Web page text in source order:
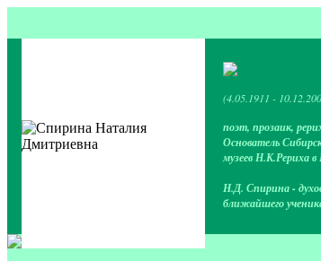
(4.05.1911 -
поэт, прозаик,
Основатель
музеев Н.К.Рериха
Н.Д. Спирина -
ближайшего